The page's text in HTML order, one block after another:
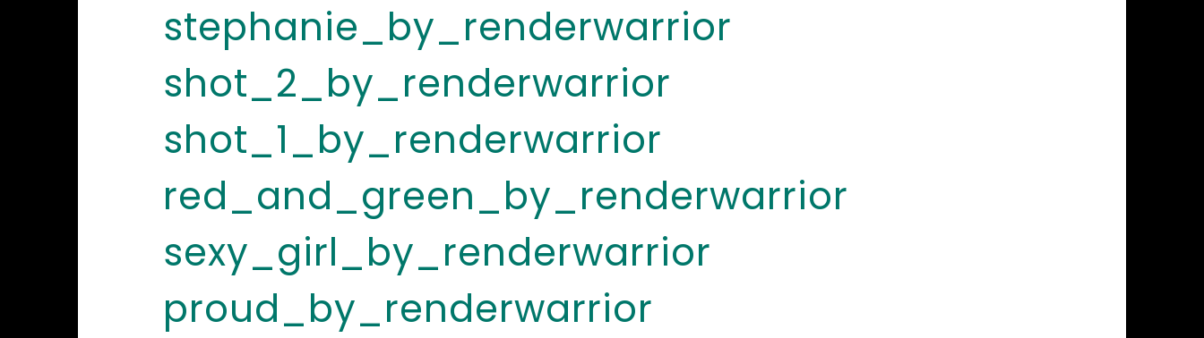
stephanie_by_renderwarrior
shot_2_by_renderwarrior
shot_1_by_renderwarrior
red_and_green_by_renderwarrior
sexy_girl_by_renderwarrior
proud_by_renderwarrior